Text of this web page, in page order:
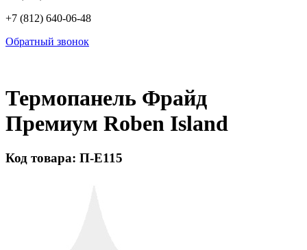
+7 (812) 640-06-48
Обратный звонок
Термопанель Фрайд
Премиум Roben Island
Код товара: П-Е115